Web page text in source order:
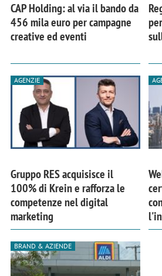
CAP Holding: al via il bando da
456 mila euro per campagne
creative ed eventi
AGENZIE
Gruppo RES acquisisce il
100% di Krein e rafforza le
competenze nel digital
marketing
BRAND & AZIENDE
food:
Emanuele Viora di
«La creatività resta
amplificare il